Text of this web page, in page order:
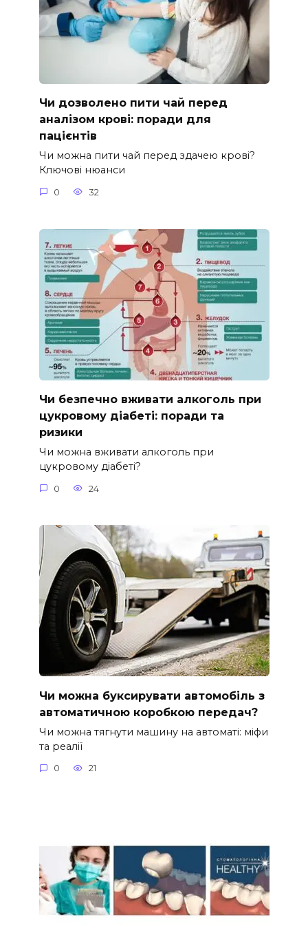
Чи дозволено пити чай перед
аналізом крові: поради для
пацієнтів
Чи можна пити чай перед здачею крові?
Ключові нюанси
0 32
Чи безпечно вживати алкоголь при
цукровому діабеті: поради та
ризики
Чи можна вживати алкоголь при
цукровому діабеті?
0 24
Чи можна буксирувати автомобіль з
автоматичною коробкою передач?
Чи можна тягнути машину на автоматі: міфи
та реалії
0 21